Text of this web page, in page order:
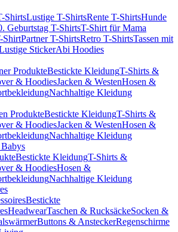
ShirtsLustige T-ShirtsRente T-ShirtsHunde
Geburtstag T-ShirtsT-Shirt für Mama
ShirtPartner T-ShirtsRetro T-ShirtsTassen mit
StickerAbi Hoodies
ProdukteBestickte KleidungT-Shirts &
& HoodiesJacken & WestenHosen &
Nachhaltige Kleidung
ProdukteBestickte KleidungT-Shirts &
& HoodiesJacken & WestenHosen &
Nachhaltige Kleidung
Bestickte KleidungT-Shirts &
& HoodiesHosen &
Nachhaltige Kleidung
Bestickte
HeadwearTaschen & RucksäckeSocken &
Buttons & AnsteckerRegenschirme